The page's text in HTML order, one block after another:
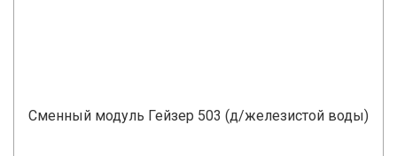
Сменный модуль Гейзер 503 (д/железистой воды)